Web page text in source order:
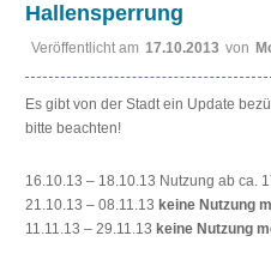
Hallensperrung
Veröffentlicht am 17.10.2013 von
Es gibt von der Stadt ein Update
bitte beachten!
16.10.13 – 18.10.13 Nutzung ab ca.
21.10.13 – 08.11.13 keine Nutzung
11.11.13 – 29.11.13 keine Nutzung